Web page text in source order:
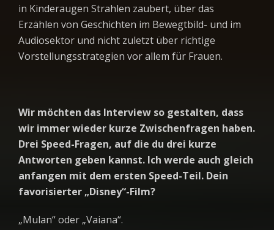
in Kinderaugen Strahlen zaubert, über das
Erzählen von Geschichten im Bewegtbild- und im
Audiosektor und nicht zuletzt über richtige
Vorstellungsstrategien vor allem für Frauen.
Wir möchten das Interview so gestalten, dass
wir immer wieder kurze Zwischenfragen haben.
Drei Speed-Fragen, auf die du drei kurze
Antworten geben kannst. Ich werde auch gleich
anfangen mit dem ersten Speed-Teil. Dein
favorisierter „Disney“-Film?
„Mulan“ oder „Vaiana“.